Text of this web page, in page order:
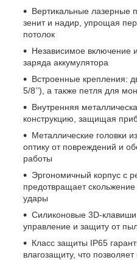
Вертикальные лазерные
зенит и надир, упрощая
потолок
Независимое включение
заряда аккумулятора
Встроенные крепления:
5/8’’), а также петля для
Внутренняя
конструкцию, защищая
Металлические головки
оптику от повреждений и
работы
Эргономичный корпус с
предотвращает
удары
Силиконовые 3D-
управление и защиту от
Класс защиты IP65
влагозащиту, что